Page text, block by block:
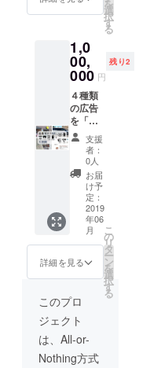
達への
ご支援
くお願
い致し
ます。
※お手
紙・活
動報告
書の詳
細は
3,000円
コース
を御覧
くださ
い。 ※
報告会
にご参
加いた
だいた
場合、
手紙と
報告書
の現物
をお渡
しいた
しま
す。 ※
活動報
ます。
一般的
すと年
間６０
万～１
００万
円かか
るとこ
ろ、ロ
ベでは
このお
値段で
通うこ
とがで
きま
す。 経
済的な
理由で
学習で
きない
子供達
へのご
支援を
宜しく
お願い
致しま
す。 ※
お手
を
選
択
す
る
1,0
00,
000 円
残り2
４種類
の広告
を「５
年間」
掲載さ
せてい
ただき
ます。
他の広
告コー
スとは
車載広
告の枚
数が異
なりま
す。 他
のコー
スが送
迎車１
台に１
枚の計
１枚に
支援
者：
0人
お届
け予
定：
2019
年06
月
詳細を見る
こ
の
リ
タ
ー
ン
を
選
択
す
る
このプロ
ジェクト
は、All-or-
Nothing方式